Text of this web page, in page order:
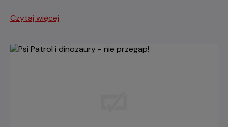
Czytaj więcej